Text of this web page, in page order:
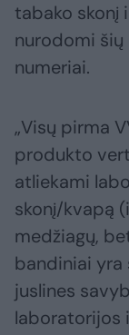
tabako skonį
nurodomi
numeriai.
„Visų pirma
produkto
atliekami
skonį/kvapą
medžiagų,
bandiniai yra
juslines
laboratorijos